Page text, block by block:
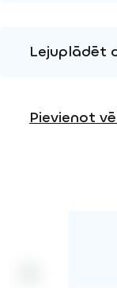
Lejuplādēt
Pievienot